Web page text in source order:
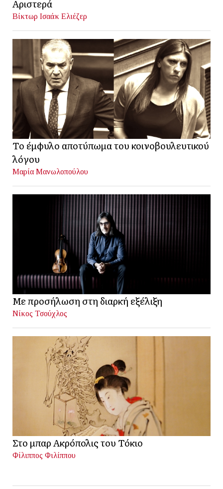
Αριστερά
Βίκτωρ Ισαάκ Ελιέζερ
Το έμφυλο αποτύπωμα του κοινοβουλευτικού
λόγου
Μαρία Μανωλοπούλου
Με προσήλωση στη διαρκή εξέλιξη
Νίκος Τσούχλος
Στο μπαρ Ακρόπολις του Τόκιο
Φίλιππος Φιλίππου